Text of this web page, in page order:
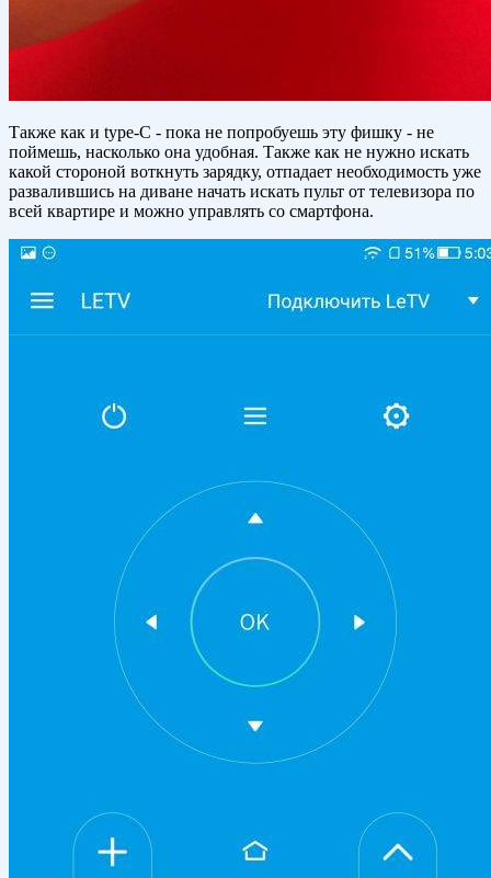
Также как и type-C - пока не попробуешь эту фишку - не
поймешь, насколько она удобная. Также как не нужно искать
какой стороной воткнуть зарядку, отпадает необходимость уже
развалившись на диване начать искать пульт от телевизора по
всей квартире и можно управлять со смартфона.